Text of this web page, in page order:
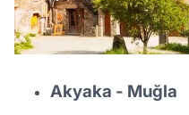
Akyaka - Muğla